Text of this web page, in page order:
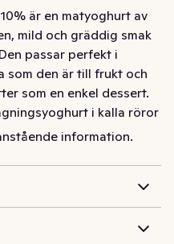
är en matyoghurt av
mild och gräddig smak
passar perfekt i
som den är till frukt och
som en enkel dessert.
i kalla röror
med någon syrlig
100 procent svensk
mild och gräddig smak
information.